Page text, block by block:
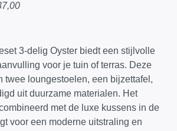
3-delig Oyster biedt een stijlvolle
voor je tuin of terras. Deze
twee loungestoelen, een bijzettafel,
uit duurzame materialen. Het
met de luxe kussens in de
voor een moderne uitstraling en